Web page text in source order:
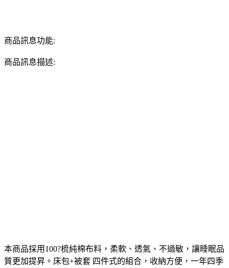
商品訊息功能:
商品訊息描述:
本商品採用100?梳純棉布料，柔軟、透氣、不過敏，讓睡眠品
質更加提昇。床包+被套 四件式的組合，收納方便，一年四季